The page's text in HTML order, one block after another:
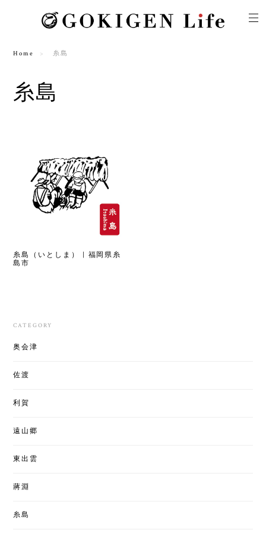
Home 糸島
糸島
糸島（いとしま） | 福岡県糸
島市
CATEGORY
奥会津
佐渡
利賀
遠山郷
東出雲
蔣淵
糸島